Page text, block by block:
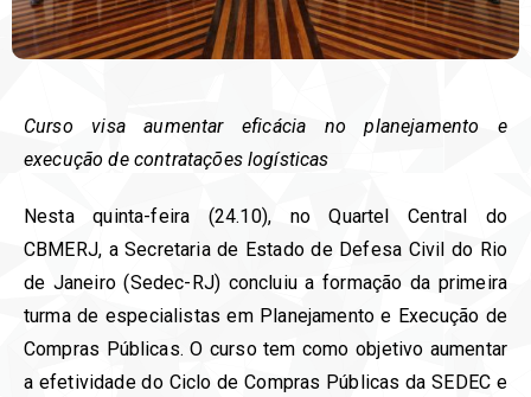
Curso visa aumentar eficácia no planejamento e
execução de contratações logísticas
Nesta quinta-feira (24.10), no Quartel Central do
CBMERJ, a Secretaria de Estado de Defesa Civil do Rio
de Janeiro (Sedec-RJ) concluiu a formação da primeira
turma de especialistas em Planejamento e Execução de
Compras Públicas. O curso tem como objetivo aumentar
a efetividade do Ciclo de Compras Públicas da SEDEC e